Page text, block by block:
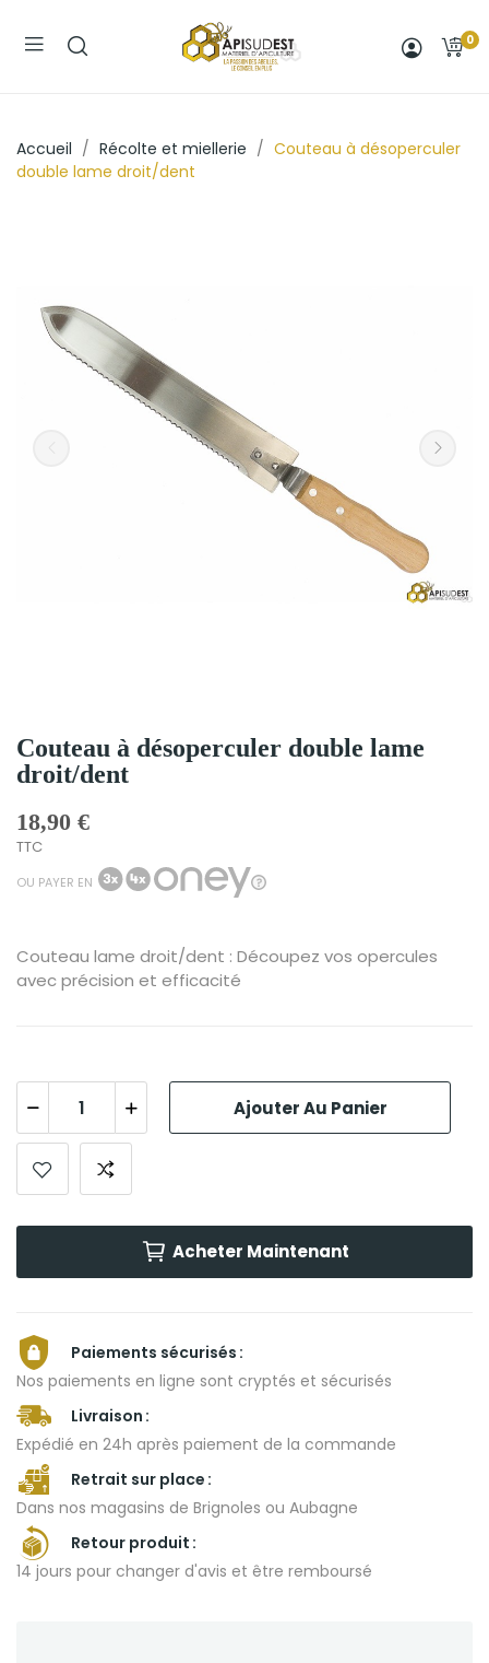
0
Accueil Récolte et miellerie
Couteau à désoperculer
double lame droit/dent
Couteau à désoperculer double lame
droit/dent
18,90 €
TTC
OU PAYER EN
Couteau lame droit/dent : Découpez vos opercules
avec précision et efficacité
Ajouter Au Panier
Acheter Maintenant
Paiements sécurisés
Nos paiements en ligne sont cryptés et sécurisés
Livraison
Expédié en 24h après paiement de la commande
Retrait sur place
Dans nos magasins de Brignoles ou Aubagne
Retour produit
14 jours pour changer d'avis et être remboursé